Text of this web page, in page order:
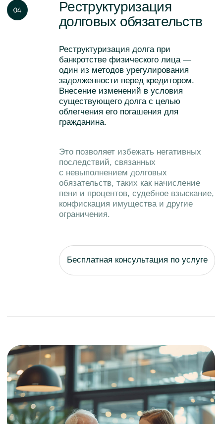
-пора
Хотите начать
процедуру списания
долгов или получить
консультацию
Заполните небольшую форму и наши
специалисты свяжутся с вами.
Подать заявку
8 800 700-62-91